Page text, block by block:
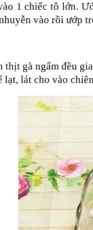
1 chiếc tô lớn.
vào rồi ướp
thịt gà ngấm đều
lạt, lát cho vào